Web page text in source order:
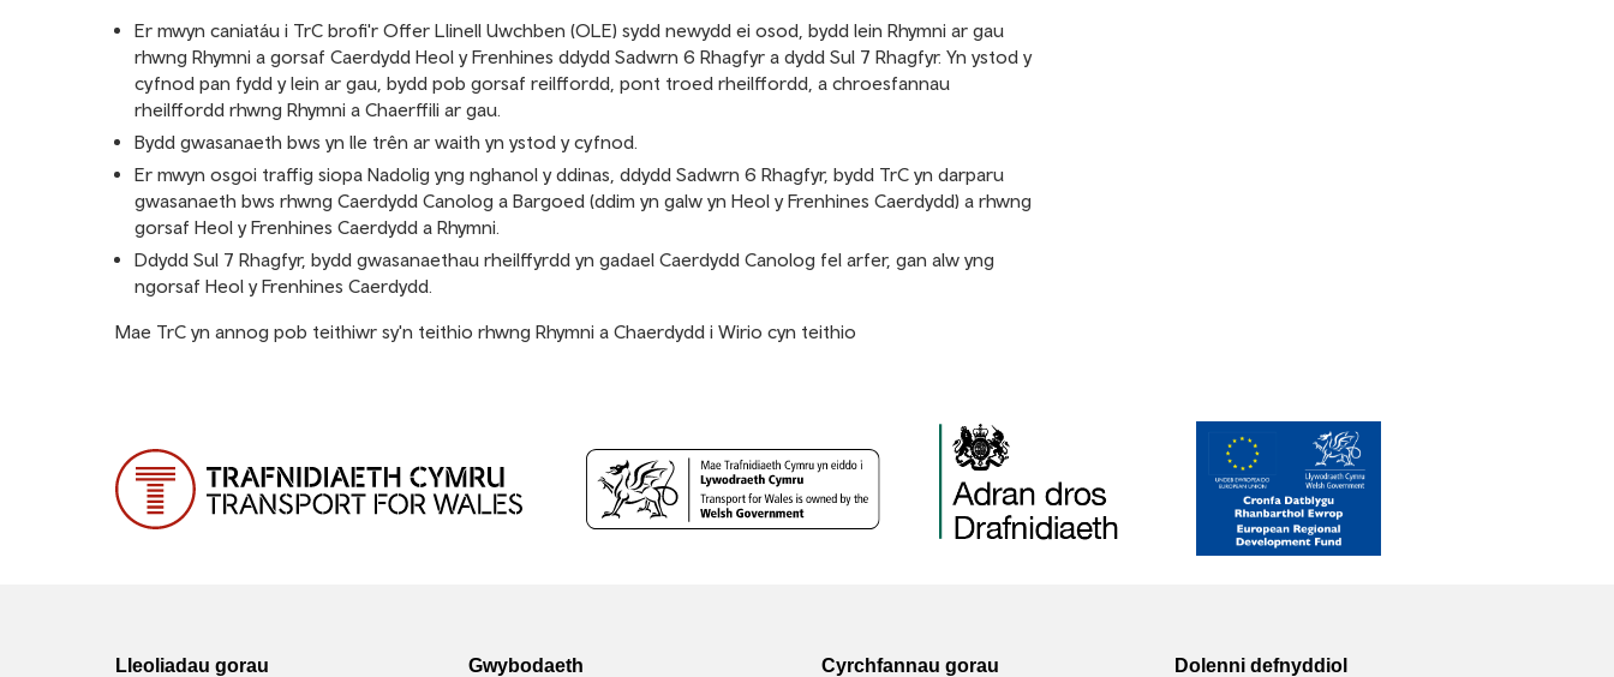
Er mwyn caniatáu i TrC brofi'r Offer Llinell Uwchben (OLE) sydd newydd ei osod, bydd lein Rhymni ar gau
rhwng Rhymni a gorsaf Caerdydd Heol y Frenhines ddydd Sadwrn 6 Rhagfyr a dydd Sul 7 Rhagfyr. Yn ystod y
cyfnod pan fydd y lein ar gau, bydd pob gorsaf reilffordd, pont troed rheilffordd, a chroesfannau
rheilffordd rhwng Rhymni a Chaerffili ar gau.
Bydd gwasanaeth bws yn lle trên ar waith yn ystod y cyfnod.
Er mwyn osgoi traffig siopa Nadolig yng nghanol y ddinas, ddydd Sadwrn 6 Rhagfyr, bydd TrC yn darparu
gwasanaeth bws rhwng Caerdydd Canolog a Bargoed (ddim yn galw yn Heol y Frenhines Caerdydd) a rhwng
gorsaf Heol y Frenhines Caerdydd a Rhymni.
Ddydd Sul 7 Rhagfyr, bydd gwasanaethau rheilffyrdd yn gadael Caerdydd Canolog fel arfer, gan alw yng
ngorsaf Heol y Frenhines Caerdydd.
Mae TrC yn annog pob teithiwr sy'n teithio rhwng Rhymni a Chaerdydd i Wirio cyn teithio
Lleoliadau gorau Gwybodaeth Cyrchfannau gorau Dolenni defnyddiol